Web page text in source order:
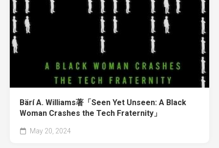
Bärí A. Williams著「Seen Yet Unseen: A Black
Woman Crashes the Tech Fraternity」
May 20, 2024